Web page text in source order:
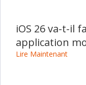
iOS 26 va-t-il
application
Lire Maintenant